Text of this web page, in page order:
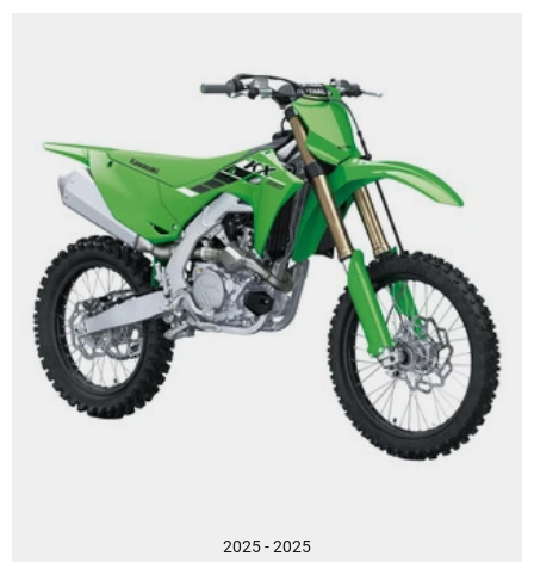
2025 - 2025